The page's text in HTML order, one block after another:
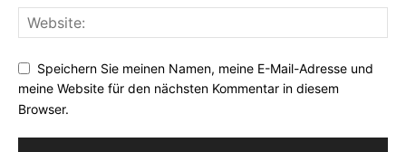
Speichern Sie meinen Namen, meine E-Mail-Adresse und
meine Website für den nächsten Kommentar in diesem
Browser.